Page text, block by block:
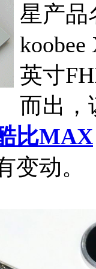
星产品
英寸
而出，
比MAX
变动。